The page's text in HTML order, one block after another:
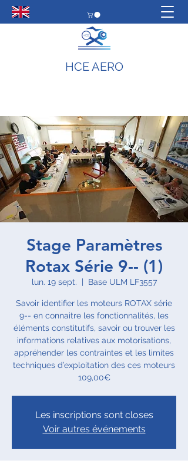
HCE AERO
Stage Paramètres
Rotax Série 9-- (1)
lun. 19 sept.
  |
Base ULM LF3557
Savoir identifier les moteurs ROTAX série
9-- en connaitre les fonctionnalités, les
éléments constitutifs, savoir ou trouver les
informations relatives aux motorisations,
appréhender les contraintes et les limites
techniques d’exploitation des ces moteurs
109,00€
Les inscriptions sont closes
Voir autres événements